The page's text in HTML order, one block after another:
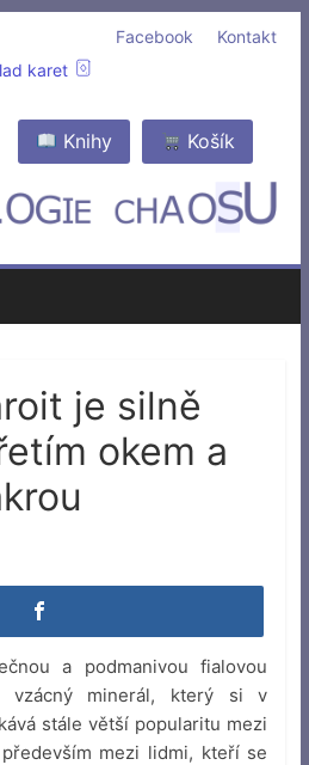
Kontakt
Facebook
karet
Košík
Knihy
je silně
okem a
a podmanivou fialovou
vzácný minerál, který si v
stále větší popularitu mezi
mezi lidmi, kteří se